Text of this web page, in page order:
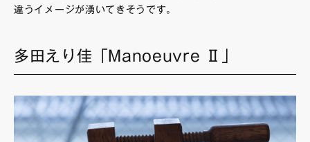
違うイメージが湧いてきそうです。
多田えり佳「Manoeuvre Ⅱ」